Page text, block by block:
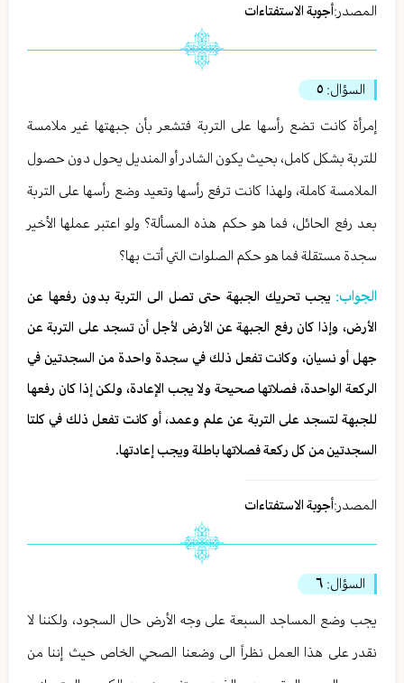
المصدر:أجوبة الاستفتاءات
السؤال: ٥
إمرأة كانت تضع رأسها على التربة فتشعر بأن جبهتها غير ملامسة
للتربة بشكل كامل، بحيث يكون الشادر أو المنديل يحول دون حصول
الملامسة كاملة، ولهذا كانت ترفع رأسها وتعيد وضع رأسها على التربة
بعد رفع الحائل، فما هو حكم هذه المسألة؟ ولو اعتبر عملها الأخير
سجدة مستقلة فما هو حكم الصلوات التي أتت بها؟
الجواب: يجب تحريك الجبهة حتى تصل الى التربة بدون رفعها عن
الأرض، وإذا كان رفع الجبهة عن الأرض لأجل أن تسجد على التربة عن
جهل أو نسيان، وكانت تفعل ذلك في سجدة واحدة من السجدتين في
الركعة الواحدة، فصلاتها صحيحة ولا يجب الإعادة، ولكن إذا كان رفعها
للجبهة لتسجد على التربة عن علم وعمد، أو كانت تفعل ذلك في كلتا
السجدتين من كل ركعة فصلاتها باطلة ويجب إعادتها.
المصدر:أجوبة الاستفتاءات
السؤال: ٦
يجب وضع المساجد السبعة على وجه الأرض حال السجود، ولكننا لا
نقدر على هذا العمل نظراً الى وضعنا الصحي الخاص حيث إننا من